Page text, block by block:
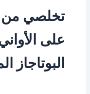
​تخلصي من
على
البوتاجاز